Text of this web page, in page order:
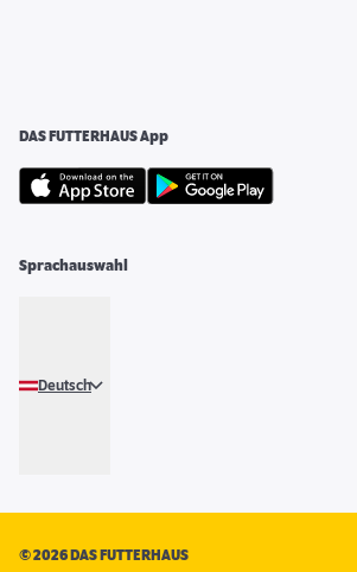
DAS FUTTERHAUS App
Sprachauswahl
Deutsch
©2026 DAS FUTTERHAUS